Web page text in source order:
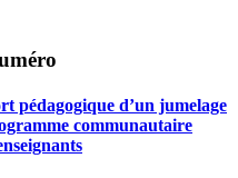
pédagogique d’un jumelage
communautaire